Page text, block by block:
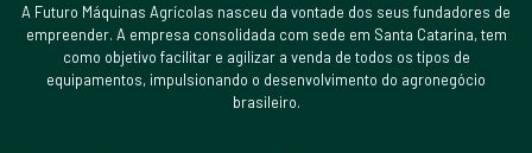
A Futuro Máquinas Agrícolas nasceu da vontade dos seus fundadores de
empreender. A empresa consolidada com sede em Santa Catarina, tem
como objetivo facilitar e agilizar a venda de todos os tipos de
equipamentos, impulsionando o desenvolvimento do agronegócio
brasileiro.